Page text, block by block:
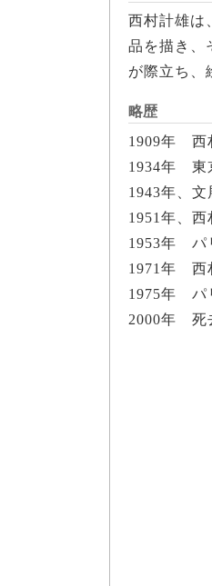
西村計雄は
品を描き、
が際立ち、
略歴
1909年 西
1934年 東
1943年、
1951年、西
1953年 パ
1971年 西
1975年 パ
2000年 死